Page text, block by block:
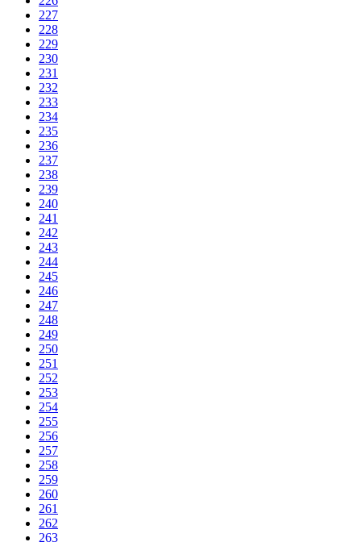
227
228
229
230
231
232
233
234
235
236
237
238
239
240
241
242
243
244
245
246
247
248
249
250
251
252
253
254
255
256
257
258
259
260
261
262
263